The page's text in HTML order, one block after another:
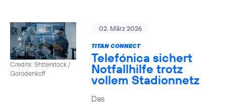
Credits: Shtterstock /
Gorodenkoff
02. März 2026
TITAN CONNECT
Telefónica sichert
Notfallhilfe trotz
vollem Stadionnetz
Das